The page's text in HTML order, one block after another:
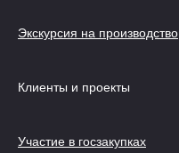
Экскурсия на производство
Клиенты и проекты
Участие в госзакупках